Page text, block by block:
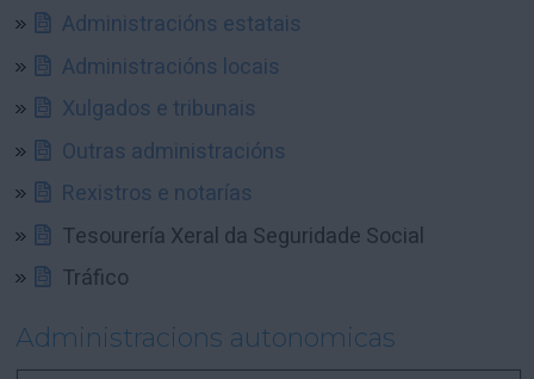
Administracións estatais
Administracións locais
Xulgados e tribunais
Outras administracións
Rexistros e notarías
Tesourería Xeral da Seguridade Social
Tráfico
Administracions autonomicas